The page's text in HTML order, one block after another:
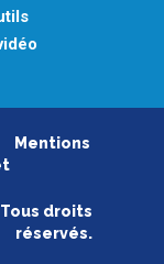
Mentions
Tous droits
réservés.